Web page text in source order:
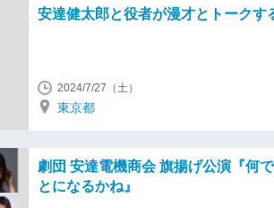
安達健太郎と役者が漫才とトークす
2024/7/27（土）
東京都
劇団 安達電機商会 旗揚げ公演『何
とになるかね』